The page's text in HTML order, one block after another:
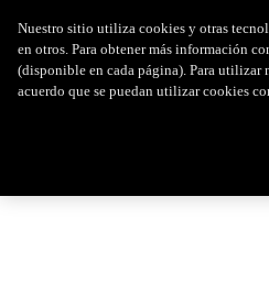
Nuestro sitio utiliza cookies y otras
en otros. Para obtener más información
(disponible en cada página). Para utilizar
acuerdo que se puedan utilizar cookies